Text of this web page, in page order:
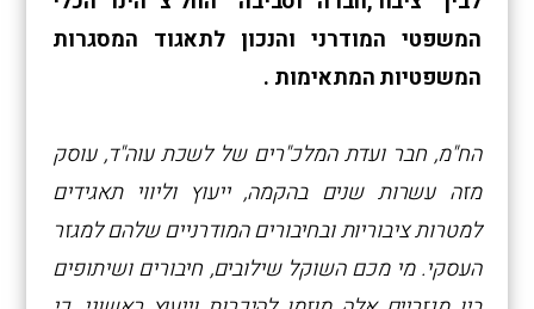
המשפטי המודרני והנכון לתאגוד המסגרות
המשפטיות המתאימות .
הח"מ, חבר ועדת המלכ"רים של לשכת עוה"ד, עוסק
מזה עשרות שנים בהקמה, ייעוץ וליווי תאגידים
למטרות ציבוריות ובחיבורים המודרניים שלהם למגזר
העסקי. מי מכם השוקל שילובים, חיבורים ושיתופים